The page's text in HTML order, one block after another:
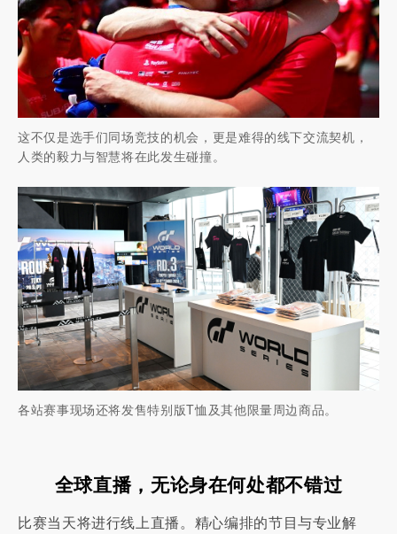
这不仅是选手们同场竞技的机会，更是难得的线下交流契机，
人类的毅力与智慧将在此发生碰撞。
各站赛事现场还将发售特别版T恤及其他限量周边商品。
全球直播，无论身在何处都不错过
比赛当天将进行线上直播。精心编排的节目与专业解